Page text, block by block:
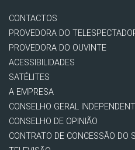
CONTACTOS
PROVEDORA DO
PROVEDORA DO OUVINTE
ACESSIBILIDADES
SATÉLITES
A EMPRESA
CONSELHO GERAL
CONSELHO DE OPINIÃO
CONTRATO DE CONCESSÃO DO